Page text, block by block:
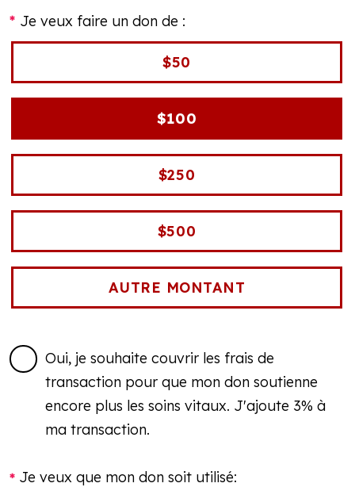
Je veux faire un don de :
$50
$100
$250
$500
Oui, je souhaite couvrir les frais de
transaction pour que mon don soutienne
encore plus les soins vitaux. J'ajoute 3% à
ma transaction.
Je veux que mon don soit utilisé: